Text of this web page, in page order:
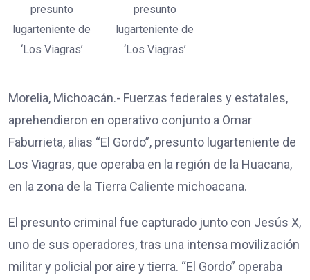
presunto
lugarteniente de
‘Los Viagras’
presunto
lugarteniente de
‘Los Viagras’
Morelia, Michoacán.- Fuerzas federales y estatales,
aprehendieron en operativo conjunto a Omar
Faburrieta, alias “El Gordo”, presunto lugarteniente de
Los Viagras, que operaba en la región de la Huacana,
en la zona de la Tierra Caliente michoacana.
El presunto criminal fue capturado junto con Jesús X,
uno de sus operadores, tras una intensa movilización
militar y policial por aire y tierra. “El Gordo” operaba